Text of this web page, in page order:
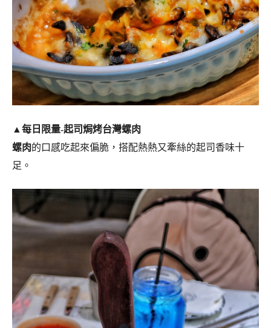
▲ 每日限量-起司焗烤台灣螺肉
螺肉的口感吃起來偏脆，搭配熱熱又牽絲的起司香味十
足。